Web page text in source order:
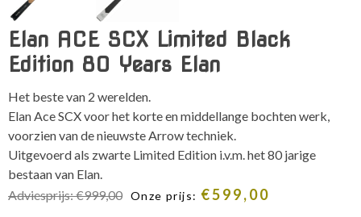
Elan ACE SCX Limited Black
Edition 80 Years Elan
Het beste van 2 werelden.
Elan Ace SCX voor het korte en middellange bochten werk,
voorzien van de nieuwste Arrow techniek.
Uitgevoerd als zwarte Limited Edition i.v.m. het 80 jarige
bestaan van Elan.
Adviesprijs:€999,00 Onze prijs: €599,00